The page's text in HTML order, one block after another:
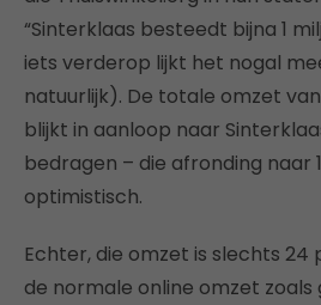
“Sinterklaas besteedt bijna 1
iets verderop lijkt het nogal
natuurlijk). De totale omzet
blijkt in aanloop naar
bedragen – die afronding naar
optimistisch.
Echter, die omzet is slechts
de normale online omzet zoals